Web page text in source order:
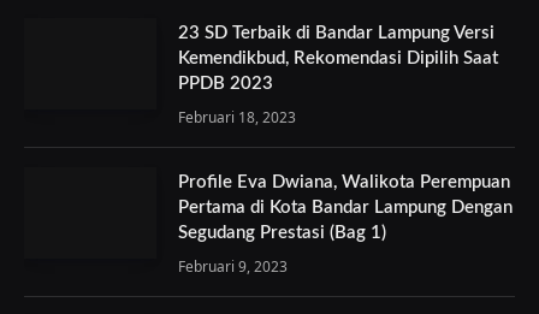
23 SD Terbaik di Bandar Lampung Versi
Kemendikbud, Rekomendasi Dipilih Saat
PPDB 2023
Februari 18, 2023
Profile Eva Dwiana, Walikota Perempuan
Pertama di Kota Bandar Lampung Dengan
Segudang Prestasi (Bag 1)
Februari 9, 2023